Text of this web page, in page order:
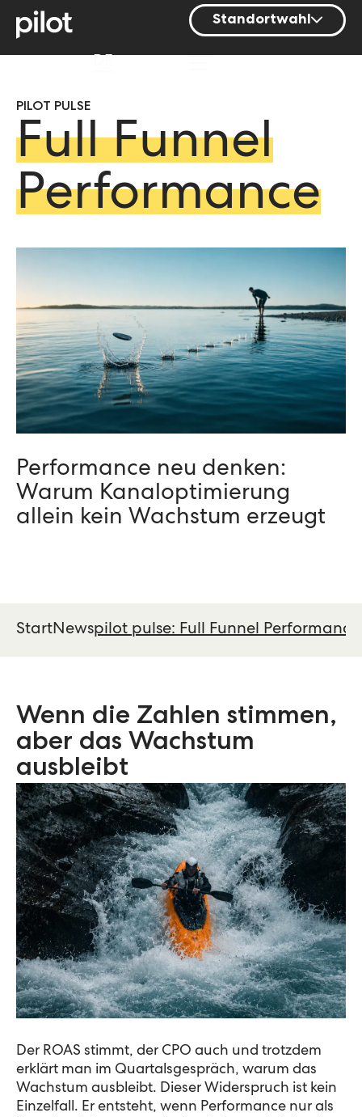
Standortwahl
Berlin
München
Stuttgart
PILOT PULSE
Full Funnel
Performance
Performance neu denken:
Warum Kanaloptimierung
allein kein Wachstum erzeugt
StartNewspilot pulse: Full Funnel Performance
Wenn die Zahlen stimmen,
aber das Wachstum
ausbleibt
Der ROAS stimmt, der CPO auch und trotzdem
erklärt man im Quartalsgespräch, warum das
Wachstum ausbleibt. Dieser Widerspruch ist kein
Einzelfall. Er entsteht, wenn Performance nur als